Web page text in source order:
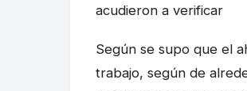
acudieron a verificar
Según se supo que el
trabajo, según de